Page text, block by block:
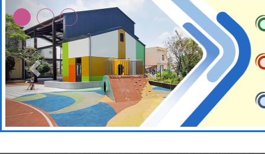
適應運動共學行動站研
本館辦理115年度閱讀